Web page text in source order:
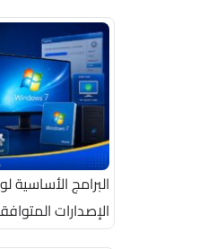
الإصدارات المتوافقة